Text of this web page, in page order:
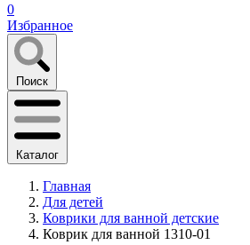
0
Избранное
Поиск
Каталог
Главная
Для детей
Коврики для ванной детские
Коврик для ванной 1310-01